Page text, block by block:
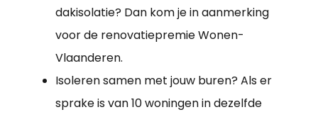
dakisolatie? Dan kom je in aanmerking
voor de renovatiepremie Wonen-
Vlaanderen.
Isoleren samen met jouw buren? Als er
sprake is van 10 woningen in dezelfde